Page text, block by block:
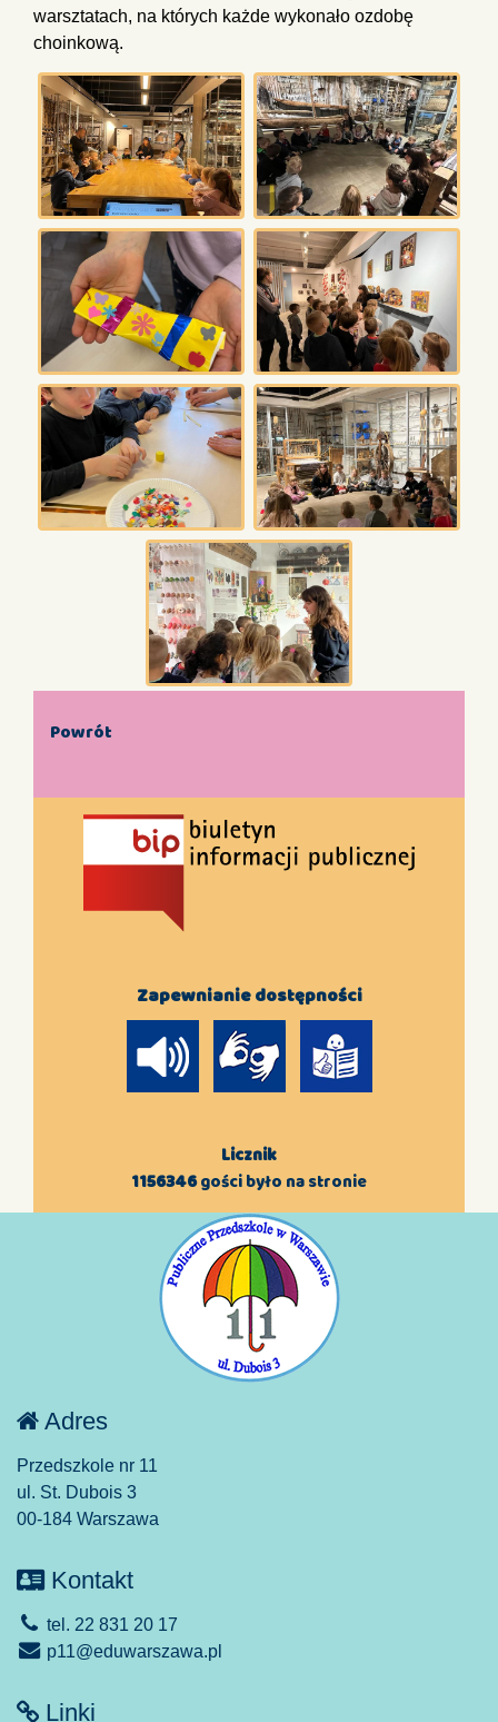
warsztatach, na których każde wykonało ozdobę
choinkową.
Powrót
Zapewnianie dostępności
Licznik
1156346gości było na stronie
Adres
Przedszkole nr 11
ul. St. Dubois 3
00-184 Warszawa
Kontakt
tel. 22 831 20 17
p11@eduwarszawa.pl
Linki